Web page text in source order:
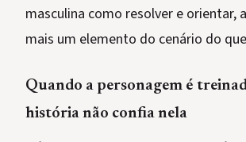
masculina como resolver e orientar,
mais um elemento do cenário do
Quando a personagem é
história não confia nela